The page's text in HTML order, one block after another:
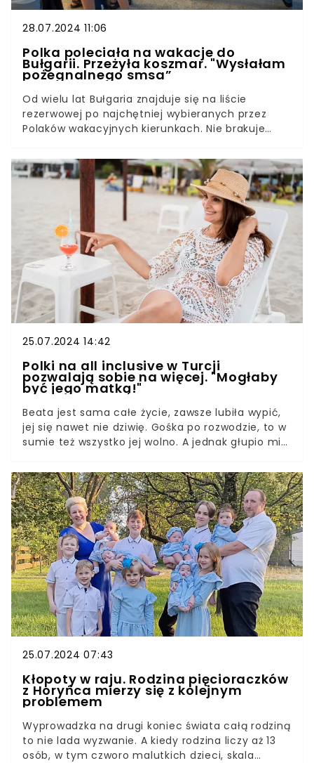
28.07.2024 11:06
Polka poleciała na wakacje do
Bułgarii. Przeżyła koszmar. "Wysłałam
pożegnalnego smsa”
Od wielu lat Bułgaria znajduje się na liście
rezerwowej po najchętniej wybieranych przez
Polaków wakacyjnych kierunkach. Nie brakuje
w kraju położonym nad Morzem Czarnym.
Niestety oczekiwania względem upragnionego
urlopu nie zawsze idą w parze z rzeczywistością.
Przekonała się o tym polska turystka, która wraz z
rodziną wybrała się do bułgarskiego kurortu. Po
tym, co przeżyła w drodze z lotniska do hotelu,
nie miała pewności, czy wróci do Polski w jednym
kawałku.
25.07.2024 14:42
Polki na all inclusive w Turcji
pozwalają sobie na więcej. "Mogłaby
być jego matką!"
Beata jest sama całe życie, zawsze lubiła wypić,
jej się nawet nie dziwię. Gośka po rozwodzie, to w
sumie też wszystko jej wolno. A jednak głupio mi
lepszego faceta, który zechciał z nimi
porozmawiać. Gdy na którymś śniadaniu Gośka
oznajmiła, że przespała się z barmanem,
myślałam, że śnię. Ja rozumiem, że alkohol
łagodzi obyczaje, ale żeby aż tak?O tym, że Polki
na all inclusive w Turcji pozwalają sobie na więcej,
już trochę słyszałyśmy, ale list, który
otrzymaliśmy od pani Katarzyny, nie tylko nas
zaskoczył, ale nawet wprawił w zakłopotanie.
Wygląda na to, że niektóre panie naprawdę jeżdżą
do Turcji w poszukiwaniu miłosnych uniesień.
25.07.2024 07:43
Kłopoty w raju. Rodzina pięcioraczków
z Horyńca mierzy się z kolejnym
problemem
Wyprowadzka na drugi koniec świata całą rodziną
to nie lada wyzwanie. A kiedy rodzina liczy aż 13
osób, w tym czworo malutkich dzieci, skala